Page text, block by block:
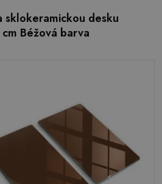
sklokeramickou desku
Béžová barva